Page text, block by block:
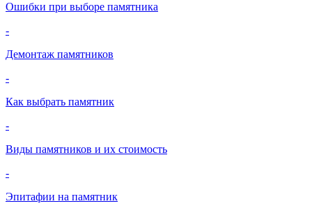
Ошибки при выборе памятника
-
Демонтаж памятников
-
Как выбрать памятник
-
Виды памятников и их стоимость
-
Эпитафии на памятник